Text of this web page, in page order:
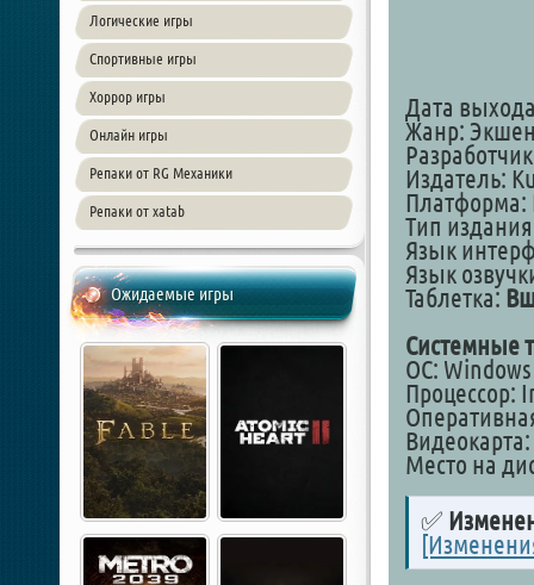
Логические игры
Спортивные игры
Хоррор игры
Онлайн игры
Репаки от RG Механики
Репаки от xatab
Ожидаемые игры
Дата
Жанр:
Издатель:
Платформа:
Тип
Язык
Язык
Таблeтка:
Системные
ОС: Windows
Процессор:
Видеокарта:
Место на
✅